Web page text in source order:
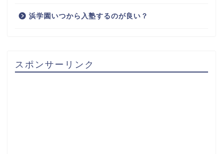
浜学園いつから入塾するのが良い？
スポンサーリンク